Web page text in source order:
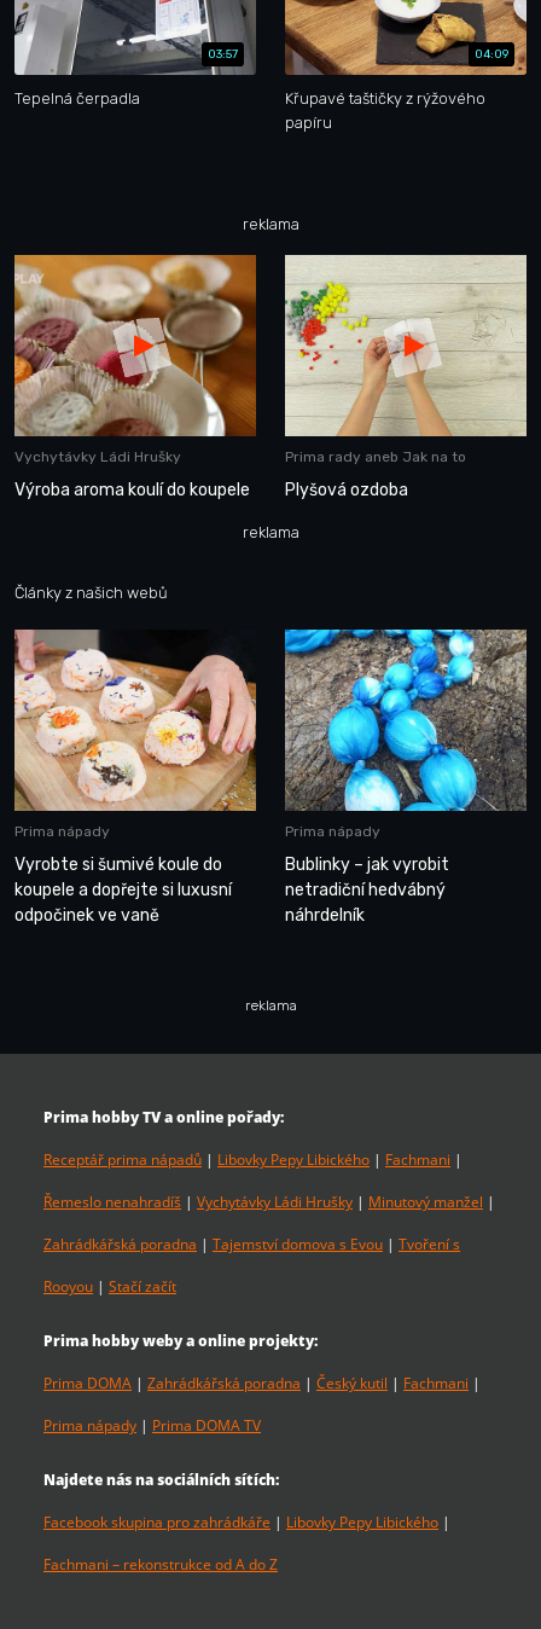
03:57
Tepelná čerpadla
04:09
Křupavé taštičky z rýžového
papíru
reklama
Vychytávky Ládi Hrušky
Výroba aroma koulí do koupele
Prima rady aneb Jak na to
Plyšová ozdoba
reklama
Články z našich webů
Prima nápady
Vyrobte si šumivé koule do
koupele a dopřejte si luxusní
odpočinek ve vaně
Prima nápady
Bublinky – jak vyrobit
netradiční hedvábný
náhrdelník
reklama
Prima hobby TV a online pořady:
Receptář prima nápadů | Libovky Pepy Libického | Fachmani |
Řemeslo nenahradíš | Vychytávky Ládi Hrušky | Minutový manžel |
Zahrádkářská poradna | Tajemství domova s Evou | Tvoření s
Rooyou | Stačí začít
Prima hobby weby a online projekty:
Prima DOMA | Zahrádkářská poradna | Český kutil | Fachmani |
Prima nápady | Prima DOMA TV
Najdete nás na sociálních sítích:
Facebook skupina pro zahrádkáře | Libovky Pepy Libického |
Fachmani – rekonstrukce od A do Z